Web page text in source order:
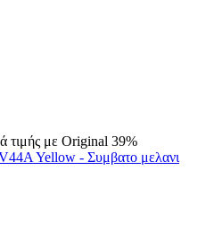
τιμής με Original 39%
Yellow - Συμβατο μελανι